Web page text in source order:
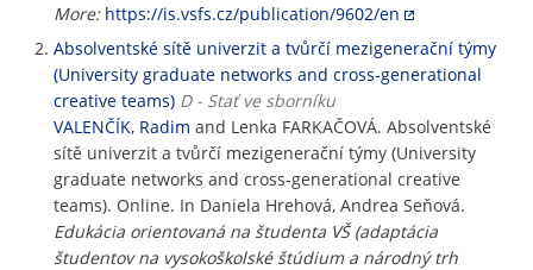
More: https://is.vsfs.cz/publication/9602/en
Absolventské sítě univerzit a tvůrčí mezigenerační týmy
(University graduate networks and cross-generational
creative teams) D - Stať ve sborníku
VALENČÍK, Radim and Lenka FARKAČOVÁ. Absolventské
sítě univerzit a tvůrčí mezigenerační týmy (University
graduate networks and cross-generational creative
teams). Online. In Daniela Hrehová, Andrea Seňová.
Edukácia orientovaná na študenta VŠ (adaptácia
študentov na vysokoškolské štúdium a národný trh